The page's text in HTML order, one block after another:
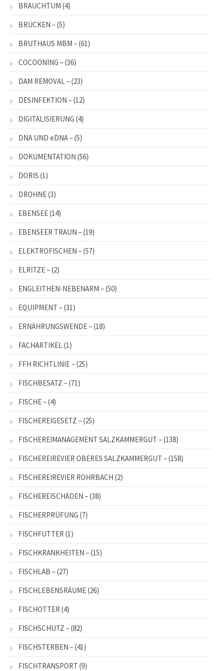
BRAUCHTUM (4)
BRÜCKEN –(5)
BRUTHAUS MBM –(61)
COCOONING –(36)
DAM REMOVAL –(23)
DESINFEKTION –(12)
DIGITALISIERUNG (4)
DNA UND eDNA –(5)
DOKUMENTATION (56)
DORIS (1)
DROHNE(3)
EBENSEE(14)
EBENSEER TRAUN –(19)
ELEKTROFISCHEN –(57)
ELRITZE –(2)
ENGLEITHEN-NEBENARM –(50)
EQUIPMENT –(31)
ERNÄHRUNGSWENDE –(18)
FACHARTIKEL (1)
FFH RICHTLINIE –(25)
FISCHBESATZ –(71)
FISCHE –(4)
FISCHEREIGESETZ –(25)
FISCHEREIMANAGEMENT SALZKAMMERGUT –(138)
FISCHEREIREVIER OBERES SALZKAMMERGUT –(158)
FISCHEREIREVIER ROHRBACH (2)
FISCHEREISCHÄDEN –(38)
FISCHERPRÜFUNG (7)
FISCHFUTTER (1)
FISCHKRANKHEITEN –(15)
FISCHLAB –(27)
FISCHLEBENSRÄUME(26)
FISCHOTTER (4)
FISCHSCHUTZ –(82)
FISCHSTERBEN –(41)
FISCHTRANSPORT (9)